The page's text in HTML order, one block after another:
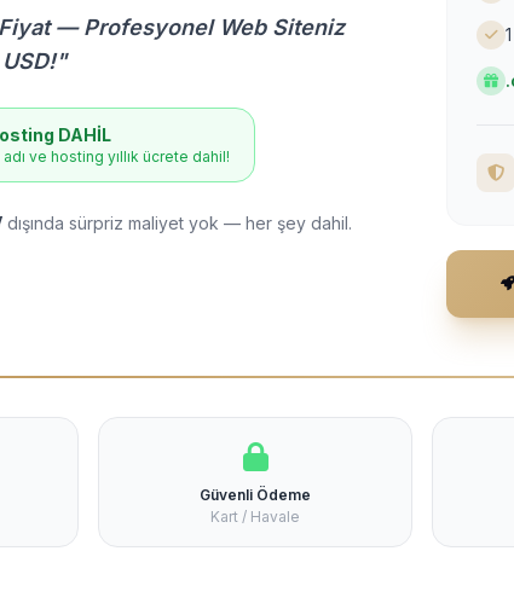
— Profesyonel Web Siteniz
DAHİL
ve hosting yıllık ücrete dahil!
dışında sürpriz maliyet yok — her şey dahil.
Güvenli Ödeme
Kart / Havale